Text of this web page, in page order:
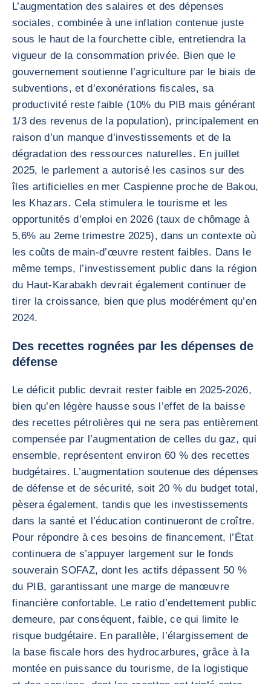
L’augmentation des salaires et des dépenses
sociales, combinée à une inflation contenue juste
sous le haut de la fourchette cible, entretiendra la
vigueur de la consommation privée. Bien que le
gouvernement soutienne l’agriculture par le biais de
subventions, et d’exonérations fiscales, sa
productivité reste faible (10% du PIB mais générant
1/3 des revenus de la population), principalement en
raison d’un manque d’investissements et de la
dégradation des ressources naturelles. En juillet
2025, le parlement a autorisé les casinos sur des
îles artificielles en mer Caspienne proche de Bakou,
les Khazars. Cela stimulera le tourisme et les
opportunités d’emploi en 2026 (taux de chômage à
5,6% au 2eme trimestre 2025), dans un contexte où
les coûts de main-d’œuvre restent faibles. Dans le
même temps, l’investissement public dans la région
du Haut-Karabakh devrait également continuer de
tirer la croissance, bien que plus modérément qu’en
2024.
Des recettes rognées par les dépenses de
défense
Le déficit public devrait rester faible en 2025-2026,
bien qu’en légère hausse sous l’effet de la baisse
des recettes pétrolières qui ne sera pas entièrement
compensée par l’augmentation de celles du gaz, qui
ensemble, représentent environ 60 % des recettes
budgétaires. L’augmentation soutenue des dépenses
de défense et de sécurité, soit 20 % du budget total,
pèsera également, tandis que les investissements
dans la santé et l’éducation continueront de croître.
Pour répondre à ces besoins de financement, l’État
continuera de s’appuyer largement sur le fonds
souverain SOFAZ, dont les actifs dépassent 50 %
du PIB, garantissant une marge de manœuvre
financière confortable. Le ratio d’endettement public
demeure, par conséquent, faible, ce qui limite le
risque budgétaire. En parallèle, l’élargissement de
la base fiscale hors des hydrocarbures, grâce à la
montée en puissance du tourisme, de la logistique